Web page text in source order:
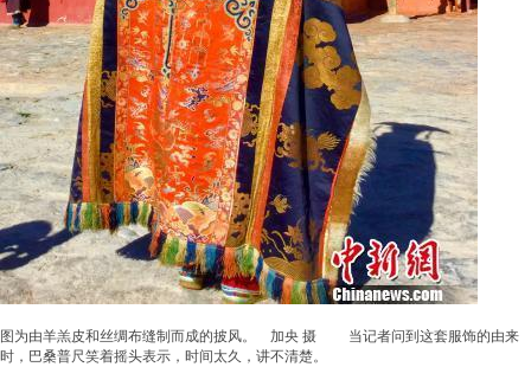
图为由羊羔皮和丝绸布缝制而成的披风。 加央 摄 当记者问到这套服饰的由来
时，巴桑普尺笑着摇头表示，时间太久，讲不清楚。